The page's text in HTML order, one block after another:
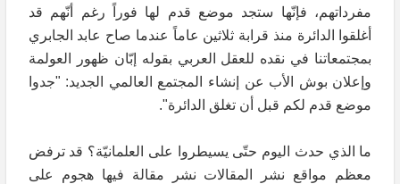
مفرداتهم، فإنّها ستجد موضع قدم لها فوراً رغم أنّهم قد
أغلقوا الدائرة منذ قرابة ثلاثين عاماً عندما صاح عابد الجابري
بمجتمعاتنا في نقده للعقل العربي بقوله إبّان ظهور العولمة
وإعلان بوش الأب عن إنشاء المجتمع العالمي الجديد: "جدوا
موضع قدم لكم قبل أن تغلق الدائرة".
ما الذي حدث اليوم حتّى يسيطروا على العلمانيّة؟ قد ترفض
معظم مواقع نشر المقالات نشر مقالة فيها هجوم على